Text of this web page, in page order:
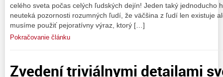
celého sveta počas celých ľudských dejín! Jeden taký jednoducho
neuteká pozornosti rozumných ľudí, že väčšina z ľudí len existuje
musíme použiť pejoratívny výraz, ktorý […]
Pokračovanie článku
Zvedení triviálnymi detailami